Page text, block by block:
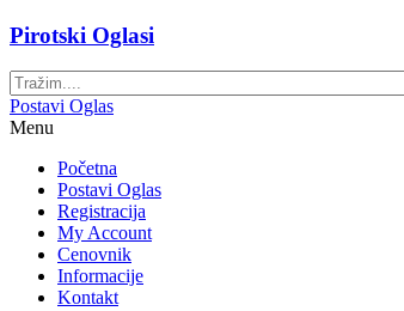
Pirotski Oglasi
Postavi Oglas
Menu
Početna
Postavi Oglas
Registracija
My Account
Cenovnik
Informacije
Kontakt